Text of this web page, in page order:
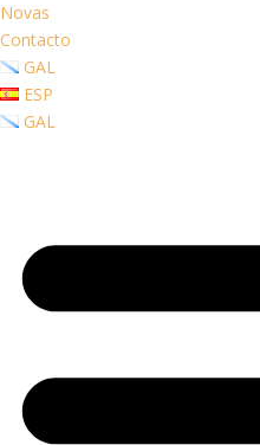
Novas
Contacto
GAL
ESP
GAL